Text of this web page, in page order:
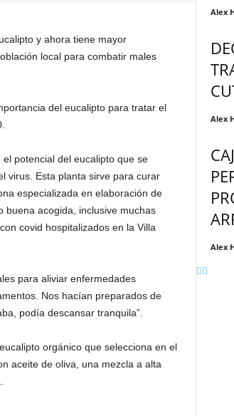
y ahora tiene mayor
local para combatir males
del eucalipto para tratar el
potencial del eucalipto que se
virus. Esta planta sirve para curar
especializada en elaboración de
buena acogida, inclusive muchas
covid hospitalizados en la Villa
para aliviar enfermedades
Nos hacían preparados de
podía descansar tranquila”.
orgánico que selecciona en el
aceite de oliva, una mezcla a alta
Alex
Alex
Alex